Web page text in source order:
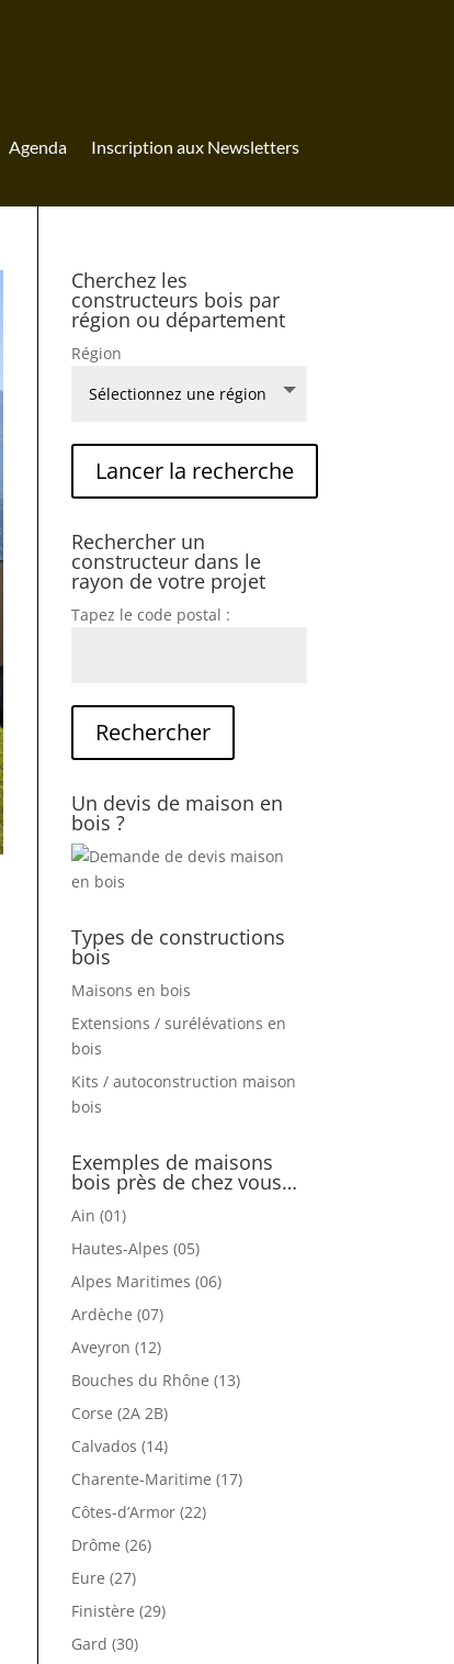
Agenda Inscription aux Newsletters
Cherchez les
constructeurs bois par
région ou département
Région
Rechercher un
constructeur dans le
rayon de votre projet
Tapez le code postal :
Un devis de maison en
bois ?
Types de constructions
bois
Maisons en bois
Extensions / surélévations en
bois
Kits / autoconstruction maison
bois
Exemples de maisons
bois près de chez vous…
Ain (01)
Hautes-Alpes (05)
Alpes Maritimes (06)
Ardèche (07)
Aveyron (12)
Bouches du Rhône (13)
Corse (2A 2B)
Calvados (14)
Charente-Maritime (17)
Côtes-d’Armor (22)
Drôme (26)
Eure (27)
Finistère (29)
Gard (30)